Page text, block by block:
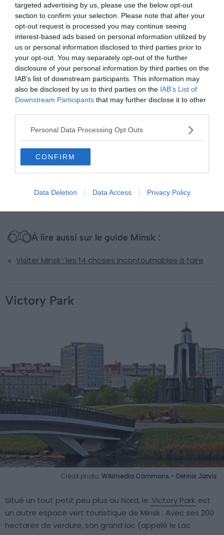
targeted advertising by us, please use the below opt-out
section to confirm your selection. Please note that after your
opt-out request is processed you may continue seeing
interest-based ads based on personal information utilized by
us or personal information disclosed to third parties prior to
your opt-out. You may separately opt-out of the further
disclosure of your personal information by third parties on the
IAB’s list of downstream participants. This information may
also be disclosed by us to third parties on the IAB’s List of
Downstream Participants that may further disclose it to other
Personal Data Processing Opt Outs
CONFIRM
Data Deletion Data Access Privacy Policy
Si vous appréciez la douceur des parcs publics en ville,
regardez du côté duParc Gorkypour vous loger à Minsk !
Créée en 1800 initialement sous le nom de Governor’s
Garden, il offre plusieurs activités sympathiques en
journée, notamment si vous voyagez avec des enfants.
Vous aurez la possibilité de louer des vélos ou un petit
bateau pour une ballade sur la rivière. Un parc
d’attractions occupe une partie du parc avec un
observatoire pédagogique, une grande roue et un
planétarium. Si vous le souhaitez, vous pourrez même
enfiler vos patins à glace et faire un petit tour dans la
patinoire couverte !
Trouver un hôtel près du Parc Gorky
À lire aussi sur le guide Minsk :
Visiter Minsk : les 14 choses incontournables à faire
Victory Park
Crédit photo: Wikimedia Commons – Dennis Jarvis
Situé un tout petit peu plus au Nord, le Victory Park est
un autre espace vert touristique de Minsk : Avec ses 200
hectares de verdure, son grand lac (appelé le Lac